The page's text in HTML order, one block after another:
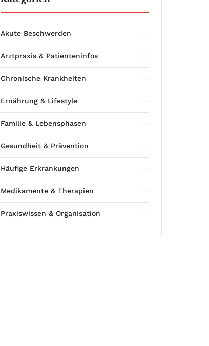
Akute Beschwerden
Arztpraxis & Patienteninfos
Chronische Krankheiten
Ernährung & Lifestyle
Familie & Lebensphasen
Gesundheit & Prävention
Häufige Erkrankungen
Medikamente & Therapien
Praxiswissen & Organisation